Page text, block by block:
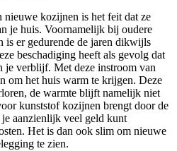
kozijnen is het feit dat ze
je huis. Voornamelijk bij oudere
is er gedurende de jaren dikwijls
beschadiging heeft als gevolg dat
je verblijf. Met deze instroom van
om het huis warm te krijgen. Deze
de warmte blijft namelijk niet
kunststof kozijnen brengt door de
aanzienlijk veel geld kunt
Het is dan ook slim om nieuwe
te zien.